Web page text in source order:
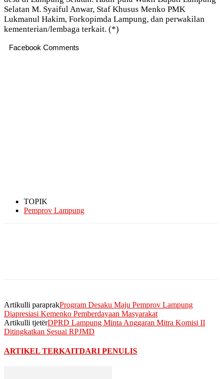
Selatan M. Syaiful Anwar, Staf Khusus Menko PMK
Lukmanul Hakim, Forkopimda Lampung, dan perwakilan
kementerian/lembaga terkait. (*)
Facebook Comments
TOPIK
Pemprov Lampung
Artikulli paraprakProgram Desaku Maju Pemprov Lampung
Diapresiasi Kemenko Pemberdayaan Masyarakat
Artikulli tjetërDPRD Lampung Minta Anggaran Mitra Komisi II
Ditingkatkan Sesuai RPJMD
ARTIKEL TERKAITDARI PENULIS